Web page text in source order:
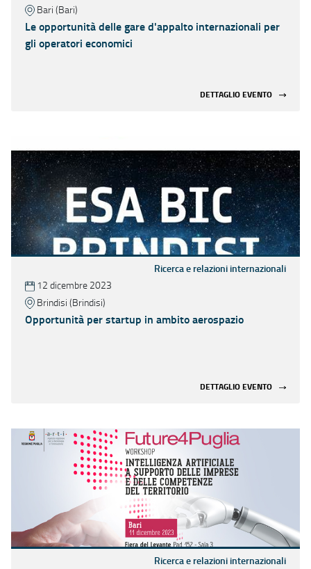
Bari (Bari)
Le opportunità delle gare d'appalto internazionali per
gli operatori economici
DETTAGLIO EVENTO
Ricerca e relazioni internazionali
12 dicembre 2023
Brindisi (Brindisi)
Opportunità per startup in ambito aerospazio
DETTAGLIO EVENTO
Ricerca e relazioni internazionali